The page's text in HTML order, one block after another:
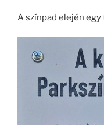
A színpad elején